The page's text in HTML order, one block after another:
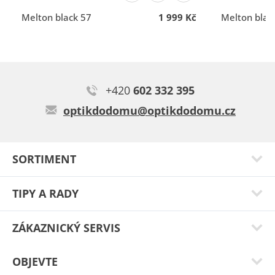
Libor N.
Melton black 57 1 999 Kč Melton
SORTIMENT
TIPY A RADY
ZÁKAZNICKÝ SERVIS
OBJEVTE
+420 602 332 395
optikdodomu@optikdodomu.cz